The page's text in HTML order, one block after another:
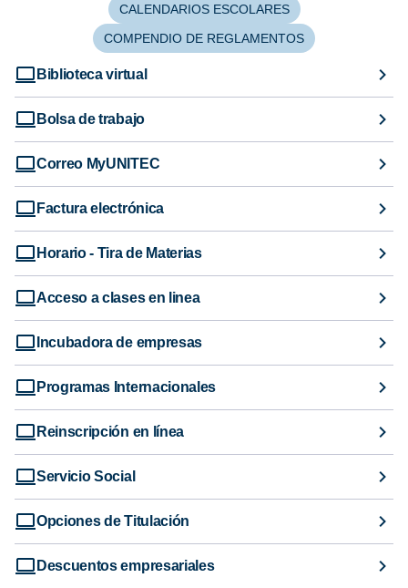
CALENDARIOS ESCOLARES
COMPENDIO DE REGLAMENTOS
Biblioteca virtual
Bolsa de trabajo
Correo MyUNITEC
Factura electrónica
Horario - Tira de Materias
Acceso a clases en linea
Incubadora de empresas
Programas Internacionales
Reinscripción en línea
Servicio Social
Opciones de Titulación
Descuentos empresariales